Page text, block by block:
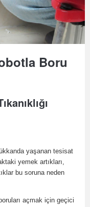
Boru
yaşanan tesisat
yemek artıkları,
bu soruna neden
açmak için geçici